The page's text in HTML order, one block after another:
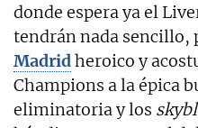
donde espera ya el
tendrán nada sencillo,
Madridheroico y
Champions a la épica
eliminatoria y los